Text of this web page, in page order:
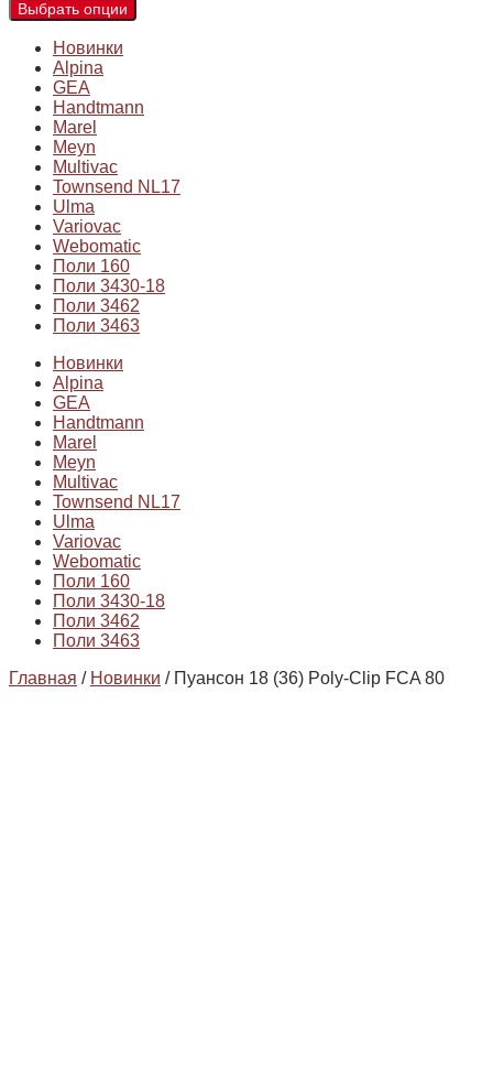
Выбрать опции
Новинки
Alpina
GEA
Handtmann
Marel
Meyn
Multivac
Townsend NL17
Ulma
Variovac
Webomatic
Поли 160
Поли 3430-18
Поли 3462
Поли 3463
Новинки
Alpina
GEA
Handtmann
Marel
Meyn
Multivac
Townsend NL17
Ulma
Variovac
Webomatic
Поли 160
Поли 3430-18
Поли 3462
Поли 3463
Главная / Новинки / Пуансон 18 (36) Poly-Clip FCA 80